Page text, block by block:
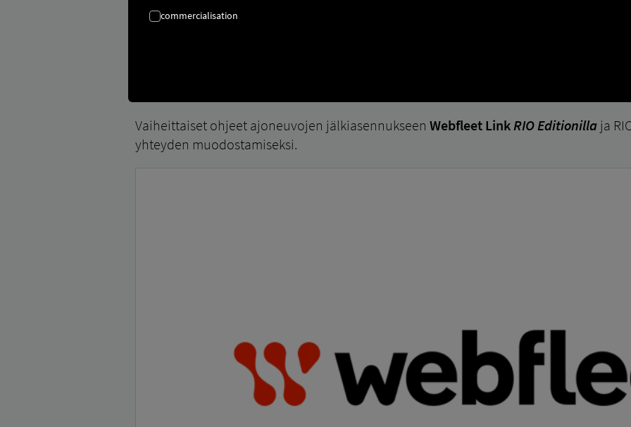
Vaiheittaiset ohjeet ajoneuvojen jälkiasennukseen Webfleet Link RIO Editionilla ja
yhteyden muodostamiseksi.
commercialisation